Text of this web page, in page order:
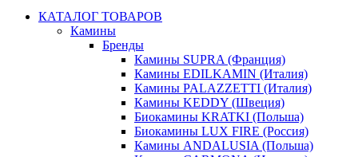
КАТАЛОГ ТОВАРОВ
Камины
Бренды
Камины SUPRA (Франция)
Камины EDILKAMIN (Италия)
Камины PALAZZETTI (Италия)
Камины KEDDY (Швеция)
Биокамины KRATKI (Польша)
Биокамины LUX FIRE (Россия)
Камины ANDALUSIA (Польша)